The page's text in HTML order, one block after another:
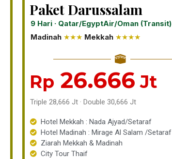
Paket Darussalam
9 Hari · Qatar/EgyptAir/Oman (Transit)
Madinah ★★★ Mekkah ★★★★
Rp 26.666 Jt
Triple 28,666 Jt · Double 30,666 Jt
Hotel Mekkah : Nada Ajyad/Setaraf
Hotel Madinah : Mirage Al Salam /Setaraf
Ziarah Mekkah & Madinah
City Tour Thaif